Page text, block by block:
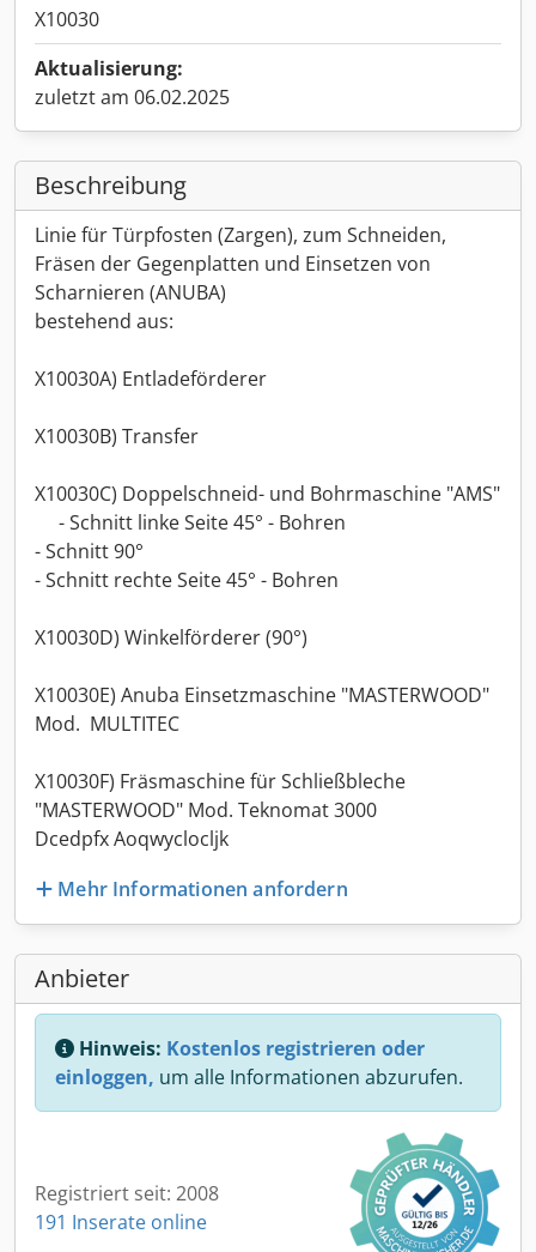
X10030
Aktualisierung:
zuletzt am 06.02.2025
Beschreibung
Linie für Türpfosten (Zargen), zum Schneiden,
Fräsen der Gegenplatten und Einsetzen von
Scharnieren (ANUBA)
bestehend aus:
X10030A) Entladeförderer
X10030B) Transfer
X10030C) Doppelschneid- und Bohrmaschine "AMS"
- Schnitt linke Seite 45° - Bohren
- Schnitt 90°
- Schnitt rechte Seite 45° - Bohren
X10030D) Winkelförderer (90°)
X10030E) Anuba Einsetzmaschine "MASTERWOOD"
Mod. MULTITEC
X10030F) Fräsmaschine für Schließbleche
"MASTERWOOD" Mod. Teknomat 3000
Dcedpfx Aoqwyclocljk
Mehr Informationen anfordern
Anbieter
Hinweis: Kostenlos registrieren oder
einloggen, um alle Informationen abzurufen.
Registriert seit: 2008
191 Inserate online